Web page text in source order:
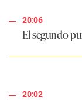
20:06
El segundo
20:02